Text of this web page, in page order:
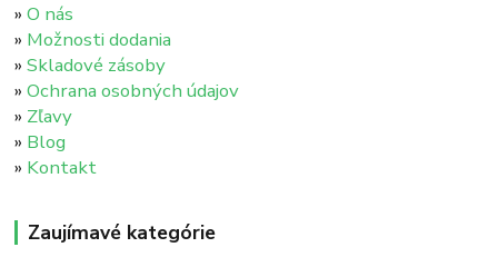
»O nás
» Možnosti dodania
»Skladové zásoby
»Ochrana osobných údajov
» Zľavy
» Blog
» Kontakt
Zaujímavé kategórie